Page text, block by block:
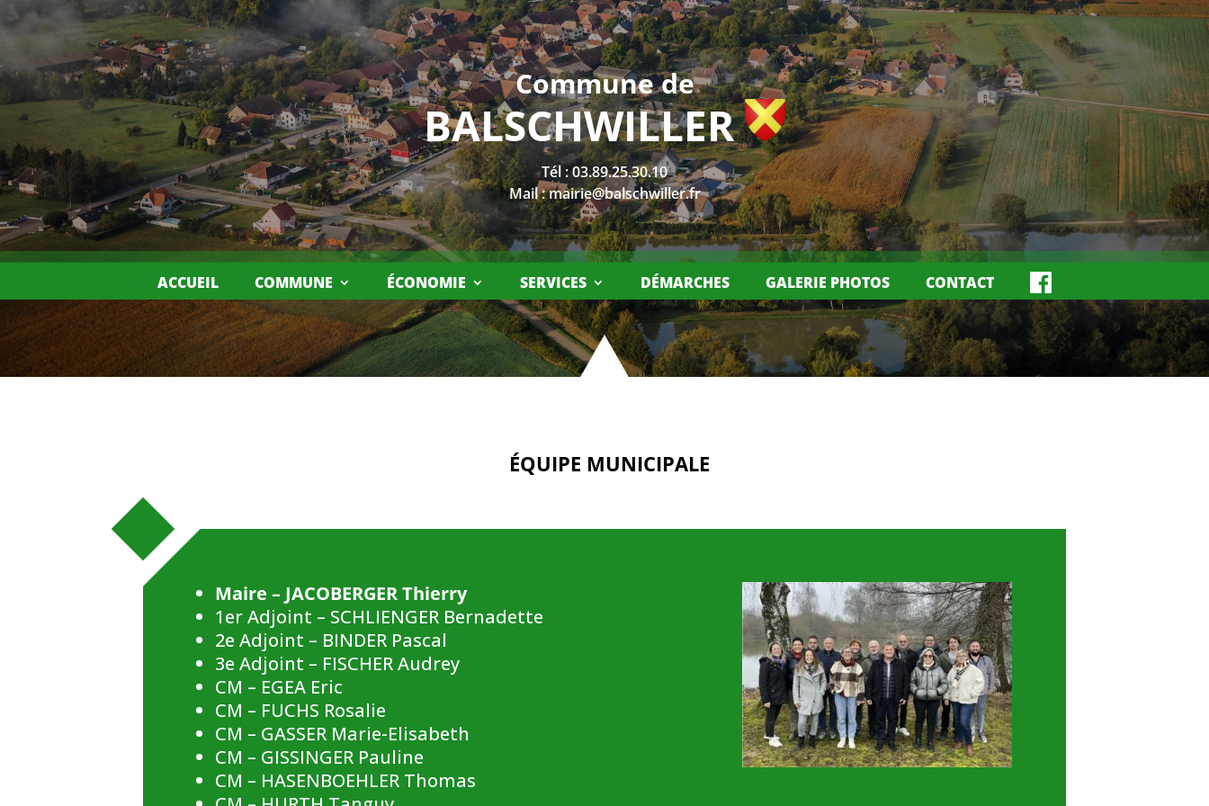
Commune de
BALSCHWILLER
Tél :03.89.25.30.10
Mail :mairie@balschwiller.fr
ACCUEIL COMMUNE ÉCONOMIE SERVICES DÉMARCHES GALERIE PHOTOS CONTACT
ÉQUIPE MUNICIPALE
Maire – JACOBERGER Thierry
1er Adjoint – SCHLIENGER Bernadette
2e Adjoint – BINDER Pascal
3e Adjoint – FISCHER Audrey
CM – EGEA Eric
CM – FUCHS Rosalie
CM – GASSER Marie-Elisabeth
CM – GISSINGER Pauline
CM – HASENBOEHLER Thomas